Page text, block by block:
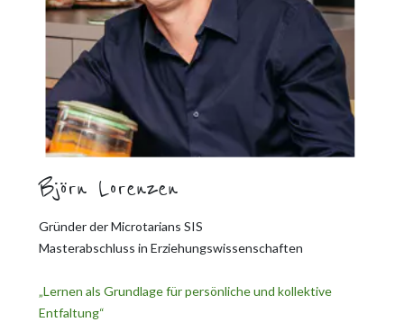
Björn Lorenzen
Gründer der Microtarians SIS
Masterabschluss in Erziehungswissenschaften
„Lernen als Grundlage für persönliche und kollektive
Entfaltung“